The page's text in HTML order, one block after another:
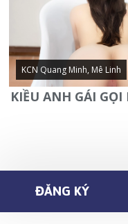
KCN Quang Minh, Mê Linh
ĐĂNG KÝ